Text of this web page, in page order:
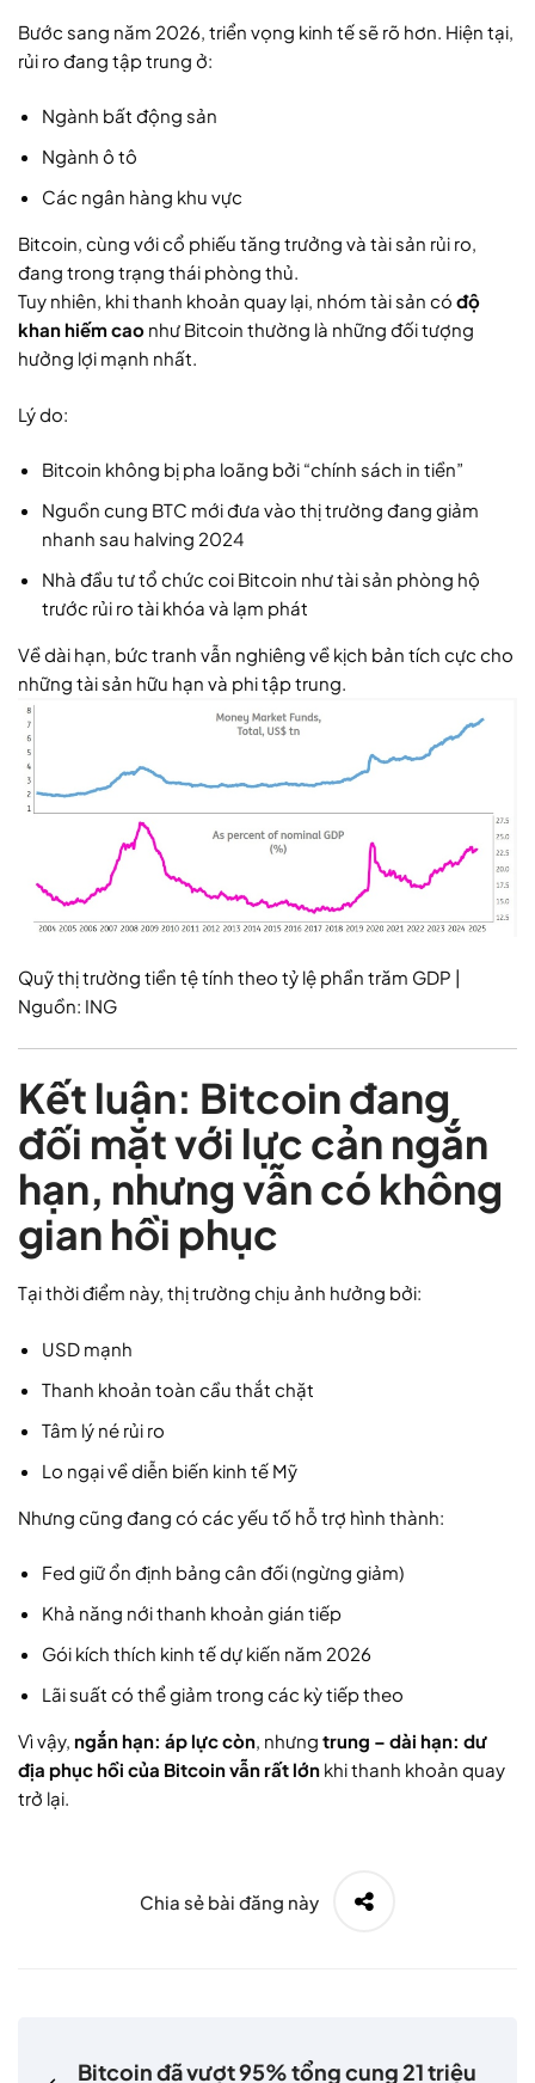
Bước sang năm 2026, triển vọng kinh tế sẽ rõ hơn. Hiện tại,
rủi ro đang tập trung ở:
Ngành bất động sản
Ngành ô tô
Các ngân hàng khu vực
Bitcoin, cùng với cổ phiếu tăng trưởng và tài sản rủi ro,
đang trong trạng thái phòng thủ.
Tuy nhiên, khi thanh khoản quay lại, nhóm tài sản có độ
khan hiếm cao như Bitcoin thường là những đối tượng
hưởng lợi mạnh nhất.
Lý do:
Bitcoin không bị pha loãng bởi “chính sách in tiền”
Nguồn cung BTC mới đưa vào thị trường đang giảm
nhanh sau halving 2024
Nhà đầu tư tổ chức coi Bitcoin như tài sản phòng hộ
trước rủi ro tài khóa và lạm phát
Về dài hạn, bức tranh vẫn nghiêng về kịch bản tích cực cho
những tài sản hữu hạn và phi tập trung.
Quỹ thị trường tiền tệ tính theo tỷ lệ phần trăm GDP |
Nguồn: ING
Kết luận: Bitcoin đang
đối mặt với lực cản ngắn
hạn, nhưng vẫn có không
gian hồi phục
Tại thời điểm này, thị trường chịu ảnh hưởng bởi:
USD mạnh
Thanh khoản toàn cầu thắt chặt
Tâm lý né rủi ro
Lo ngại về diễn biến kinh tế Mỹ
Nhưng cũng đang có các yếu tố hỗ trợ hình thành:
Fed giữ ổn định bảng cân đối (ngừng giảm)
Khả năng nới thanh khoản gián tiếp
Gói kích thích kinh tế dự kiến năm 2026
Lãi suất có thể giảm trong các kỳ tiếp theo
Vì vậy, ngắn hạn: áp lực còn, nhưng trung – dài hạn: dư
địa phục hồi của Bitcoin vẫn rất lớn khi thanh khoản quay
trở lại.
Chia sẻ bài đăng này
Bitcoin đã vượt 95% tổng cung 21 triệu